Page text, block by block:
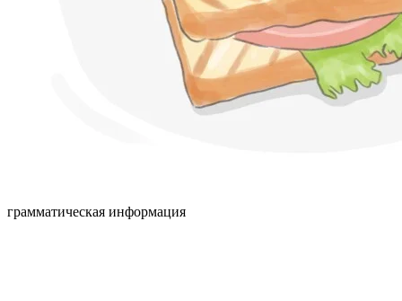
грамматическая информация